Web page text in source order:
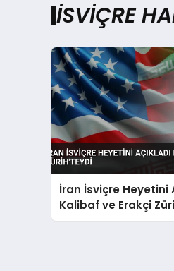
İSVIÇRE
İran İsviçre Heyetini
Kalibaf ve Erakçi